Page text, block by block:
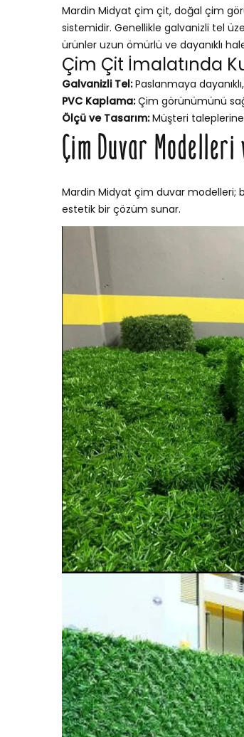
Mardin Midyat çim çit, doğal çim
sistemidir. Genellikle galvanizli tel
ürünler uzun ömürlü ve dayanıklı
Çim Çit İmalatında
Galvanizli Tel:Paslanmaya
PVC Kaplama:Çim görünümünü
Ölçü ve Tasarım:Müşteri
Çim Duvar
Mardin Midyat çim duvar modelleri;
estetik bir çözüm sunar.